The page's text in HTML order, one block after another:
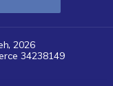
2026
34238149